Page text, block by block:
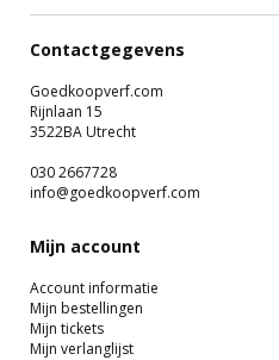
Contactgegevens
Goedkoopverf.com
Rijnlaan 15
3522BA Utrecht
030 2667728
info@goedkoopverf.com
Mijn account
Account informatie
Mijn bestellingen
Mijn tickets
Mijn verlanglijst